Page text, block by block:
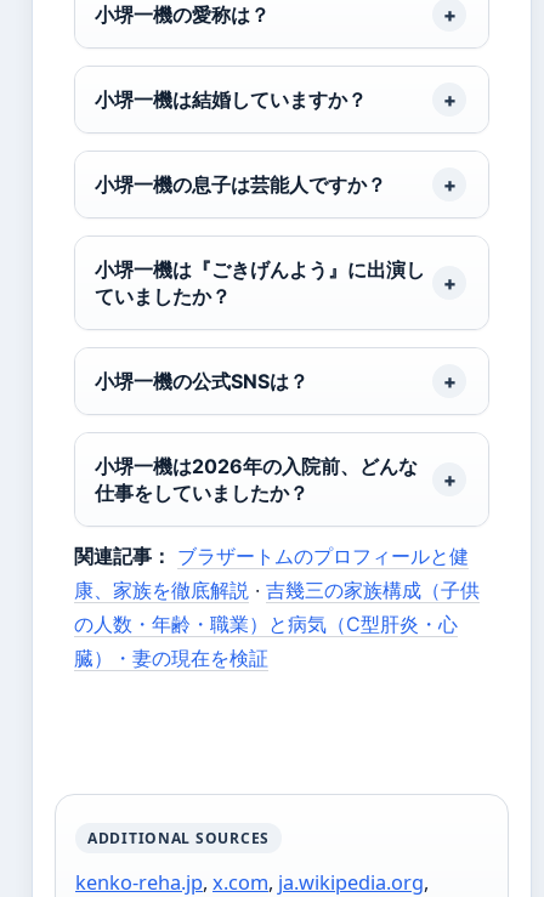
小堺一機の愛称は？
小堺一機は結婚していますか？
小堺一機の息子は芸能人ですか？
小堺一機は『ごきげんよう』に出演し
ていましたか？
小堺一機の公式SNSは？
小堺一機は2026年の入院前、どんな
仕事をしていましたか？
関連記事： ブラザートムのプロフィールと健
康、家族を徹底解説 · 吉幾三の家族構成（子供
の人数・年齢・職業）と病気（C型肝炎・心
臓）・妻の現在を検証
ADDITIONAL SOURCES
kenko-reha.jp, x.com, ja.wikipedia.org,